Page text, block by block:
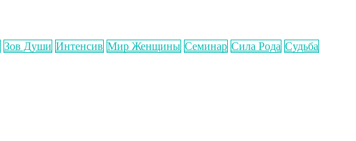
Зов Души Интенсив Мир Женщины Семинар Сила Рода Судьба